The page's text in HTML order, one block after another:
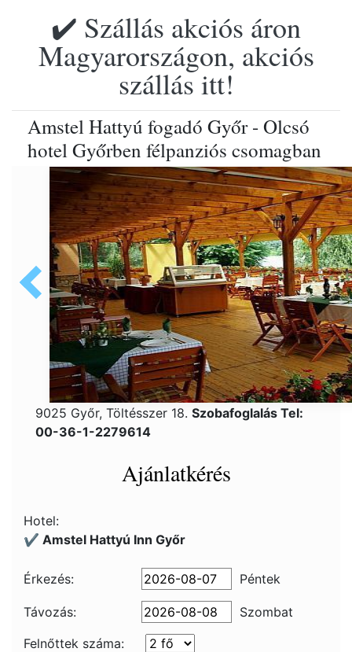
✔️ Szállás akciós áron
Magyarországon, akciós
szállás itt!
Amstel Hattyú fogadó Győr - Olcsó
hotel Győrben félpanziós csomagban
9025 Győr, Töltésszer 18. Szobafoglalás Tel:
00-36-1-2279614
Ajánlatkérés
Hotel:
✔️ Amstel Hattyú Inn Győr
Érkezés: Péntek
Távozás:
Szombat
Felnőttek száma: